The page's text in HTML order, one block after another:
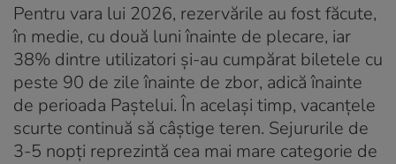
Pentru vara lui 2026, rezervările au fost făcute,
în medie, cu două luni înainte de plecare, iar
38% dintre utilizatori și-au cumpărat biletele cu
peste 90 de zile înainte de zbor, adică înainte
de perioada Paștelui. În același timp, vacanțele
scurte continuă să câștige teren. Sejururile de
3-5 nopți reprezintă cea mai mare categorie de